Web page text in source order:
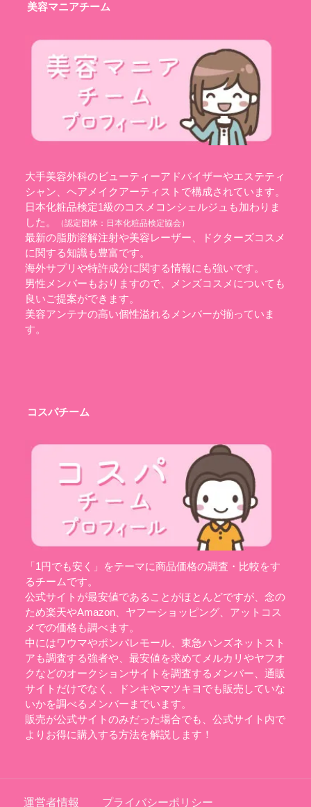
美容マニアチーム
大手美容外科のビューティーアドバイザーやエステティ
シャン、ヘアメイクアーティストで構成されています。
日本化粧品検定1級のコスメコンシェルジュも加わりま
した。
（認定団体： 日本化粧品検定協会）
最新の脂肪溶解注射や美容レーザー、ドクターズコスメ
に関する知識も豊富です。
海外サプリや特許成分に関する情報にも強いです。
男性メンバーもおりますので、メンズコスメについても
良いご提案ができます。
美容アンテナの高い個性溢れるメンバーが揃っていま
す。
コスパチーム
「1円でも安く」をテーマに商品価格の調査・比較をす
るチームです。
公式サイトが最安値であることがほとんどですが、念の
ため楽天やAmazon、ヤフーショッピング、アットコス
メでの価格も調べます。
中にはワウマやポンパレモール、東急ハンズネットスト
アも調査する強者や、最安値を求めてメルカリやヤフオ
クなどのオークションサイトを調査するメンバー、通販
サイトだけでなく、ドンキやマツキヨでも販売していな
いかを調べるメンバーまでいます。
販売が公式サイトのみだった場合でも、公式サイト内で
よりお得に購入する方法を解説します！
運営者情報 プライバシーポリシー